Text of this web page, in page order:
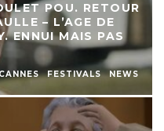
POU. RETOUR
– L’AGE DE
ENNUI MAIS PAS
FESTIVALS NEWS